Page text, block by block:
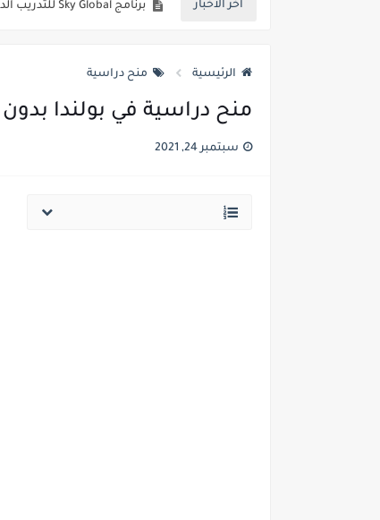
أخر الاخبار
منحة جامعة سابانجي 2022 | الدراسة في تركيا
برنامج DESY الصيفي للطلاب 2022 في ألمانيا | ممول بالكامل
الرئيسية منح دراسية
منح دراسية في بولندا بدون IELTS | ممول بالكامل
سبتمبر 24, 2021